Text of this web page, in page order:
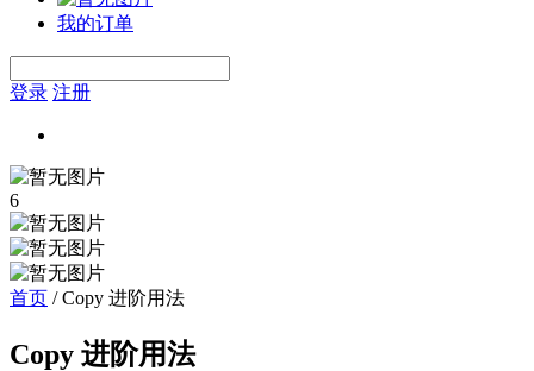
我的订单
登录 注册
6
首页 /Copy 进阶用法
Copy 进阶用法